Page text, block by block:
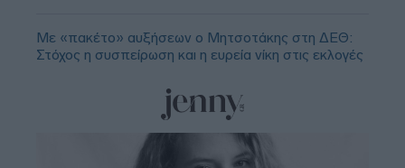
Με «πακέτο» αυξήσεων ο Μητσοτάκης στη ΔΕΘ:
Στόχος η συσπείρωση και η ευρεία νίκη στις εκλογές